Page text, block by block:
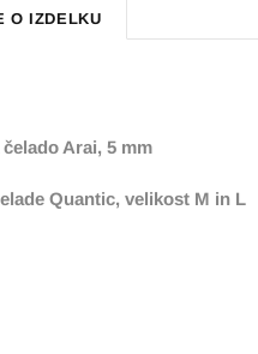
O IZDELKU
Arai, 5 mm
Quantic, velikost M in L